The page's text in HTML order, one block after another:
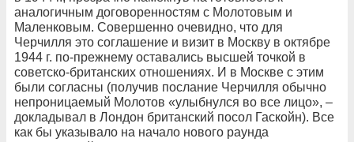
аналогичным договоренностям с Молотовым и
Маленковым. Совершенно очевидно, что для
Черчилля это соглашение и визит в Москву в октябре
1944 г. по-прежнему оставались высшей точкой в
советско-британских отношениях. И в Москве с этим
были согласны (получив послание Черчилля обычно
непроницаемый Молотов «улыбнулся во все лицо», –
докладывал в Лондон британский посол Гаскойн). Все
как бы указывало на начало нового раунда